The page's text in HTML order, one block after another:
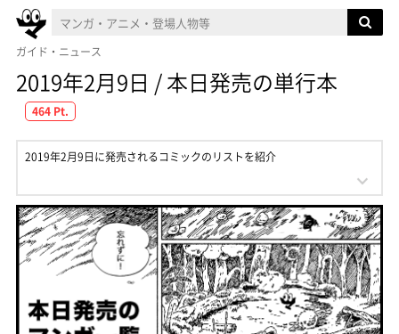
ガイド・ニュース
2019年2月9日 / 本日発売の単行本
464 Pt.
2019年2月9日に発売されるコミックのリストを紹介